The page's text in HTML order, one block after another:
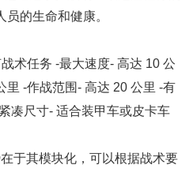
的生命和健康。
术任务 -最大速度- 高达 10 公
里 -作战范围- 高达 20 公里 -有
凑尺寸- 适合装甲车或皮卡车
于其模块化，可以根据战术要